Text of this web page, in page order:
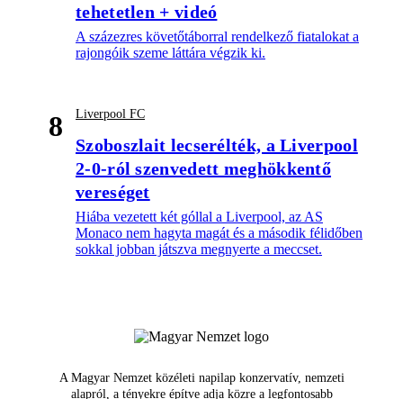
tehetetlen + videó
A százezres követőtáborral rendelkező fiatalokat a
rajongóik szeme láttára végzik ki.
8 Liverpool FC
Szoboszlait lecserélték, a Liverpool
2-0-ról szenvedett meghökkentő
vereséget
Hiába vezetett két góllal a Liverpool, az AS
Monaco nem hagyta magát és a második félidőben
sokkal jobban játszva megnyerte a meccset.
A Magyar Nemzet közéleti napilap konzervatív, nemzeti
alapról, a tényekre építve adja közre a legfontosabb